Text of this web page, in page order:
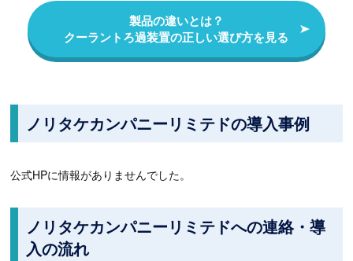
製品の違いとは？
クーラントろ過装置の正しい選び方を見る
ノリタケカンパニーリミテドの導入事例
公式HPに情報がありませんでした。
ノリタケカンパニーリミテドへの連絡・導
入の流れ